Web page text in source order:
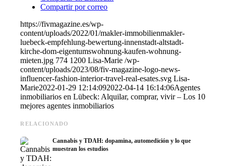
Compartir por correo
https://fivmagazine.es/wp-
content/uploads/2022/01/makler-immobilienmakler-
luebeck-empfehlung-bewertung-innenstadt-altstadt-
kirche-dom-eigentumswohnung-kaufen-wohnung-
mieten.jpg 774 1200 Lisa-Marie /wp-
content/uploads/2023/08/fiv-magazine-logo-news-
influencer-fashion-interior-travel-real-esates.svg Lisa-
Marie2022-01-29 12:14:092022-04-14 16:14:06Agentes
inmobiliarios en Lübeck: Alquilar, comprar, vivir – Los 10
mejores agentes inmobiliarios
RELACIONADO
Cannabis y TDAH: dopamina, automedición y lo que
muestran los estudios